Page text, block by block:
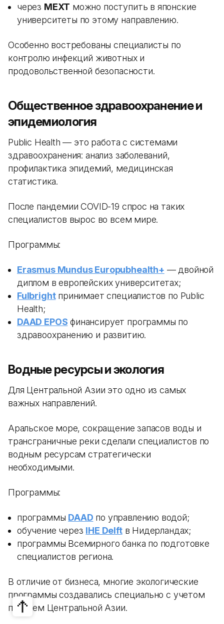
через MEXT можно поступить в японские
университеты по этому направлению.
Особенно востребованы специалисты по
контролю инфекций животных и
продовольственной безопасности.
Общественное здравоохранение и
эпидемиология
Public Health — это работа с системами
здравоохранения: анализ заболеваний,
профилактика эпидемий, медицинская
статистика.
После пандемии COVID-19 спрос на таких
специалистов вырос во всем мире.
Программы:
Erasmus Mundus Europubhealth+ — двойной
диплом в европейских университетах;
Fulbrightпринимает специалистов по Public
Health;
DAAD EPOS финансирует программы по
здравоохранению и развитию.
Водные ресурсы и экология
Для Центральной Азии это одно из самых
важных направлений.
Аральское море, сокращение запасов воды и
трансграничные реки сделали специалистов по
водным ресурсам стратегически
необходимыми.
Программы:
программы DAAD по управлению водой;
обучение через IHE Delftв Нидерландах;
программы Всемирного банка по подготовке
специалистов региона.
В отличие от бизнеса, многие экологические
программы создавались специально с учетом
проблем Центральной Азии.